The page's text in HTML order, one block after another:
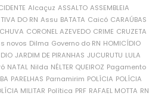
Alcaçuz ASSALTO ASSEMBLEIA
DO RN Assu BATATA Caicó CARAÚBAS
CORONEL AZEVEDO CRIME CRUZETA
novos Dilma Governo do RN HOMICÍDIO
JARDIM DE PIRANHAS JUCURUTU LULA
NATAL Nilda NÉLTER QUEIROZ Pagamento
PARELHAS Parnamirim POLÍCIA POLÍCIA
MILITAR Política PRF RAFAEL MOTTA RN